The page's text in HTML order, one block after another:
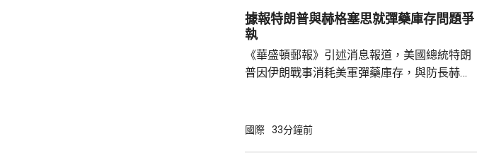
據報特朗普與赫格塞思就彈藥庫存問題爭
執
《華盛頓郵報》引述消息報道，美國總統特朗
普因伊朗戰事消耗美軍彈藥庫存，與防長赫格
題已經解決，但後來得知彈藥短缺，質問赫格
國際 33分鐘前